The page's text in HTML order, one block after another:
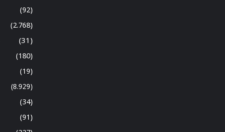
(92)
(2.768)
(31)
(180)
(19)
(8.929)
(34)
(91)